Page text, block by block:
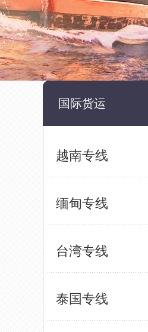
国际货运
越南专线
缅甸专线
台湾专线
泰国专线